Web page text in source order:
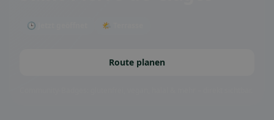
🕒 Jetzt geöffnet 🌤 Terrasse
Route planen